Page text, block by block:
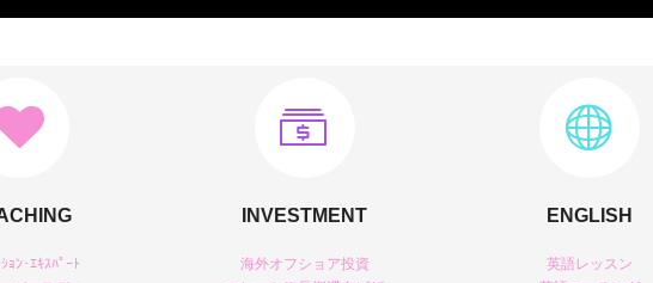
ｮﾝ･ｴｷｽﾊﾟｰﾄ
INVESTMENT
海外オフショア投資
ENGLISH
英語レッスン